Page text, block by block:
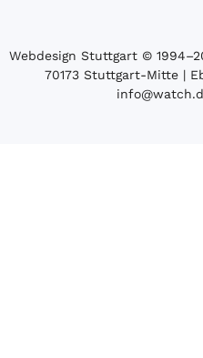
Webdesign Stuttgart ©
70173 Stuttgart-Mitte |